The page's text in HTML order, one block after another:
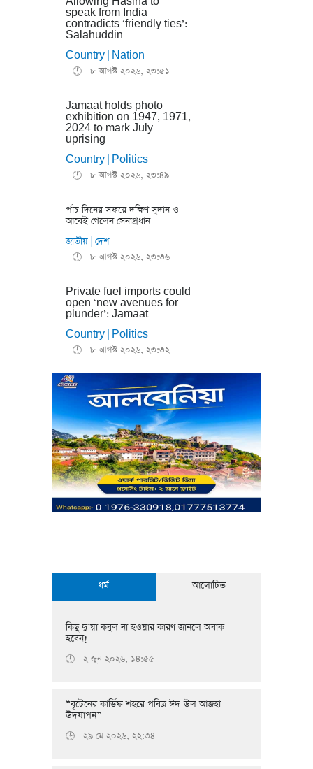
speak from India
contradicts ‘friendly ties’:
Salahuddin
Country
Nation
🕒 ৮ আগস্ট ২০২৬, ২৩:৫১
Jamaat holds photo
exhibition on 1947, 1971,
2024 to mark July
uprising
Country
Politics
🕒 ৮ আগস্ট ২০২৬, ২৩:৪৯
পাঁচ দিনের সফরে দক্ষিণ সুদান ও
আবেই গেলেন সেনাপ্রধান
জাতীয় দেশ
🕒 ৮ আগস্ট ২০২৬, ২৩:৩৬
Private fuel imports could
open ‘new avenues for
plunder’: Jamaat
Country
Politics
🕒 ৮ আগস্ট ২০২৬, ২৩:৩২
ধর্ম আলোচিত
কিছু দু’য়া কবুল না হওয়ার কারণ জানলে অবাক
হবেন!
🕒 ২ জুন ২০২৬, ১৪:৫৫
“বৃটেনের কার্ডিফ শহরে পবিত্র ঈদ-উল আজহা
উদযাপন”
🕒 ২৯ মে ২০২৬, ২২:৩৪